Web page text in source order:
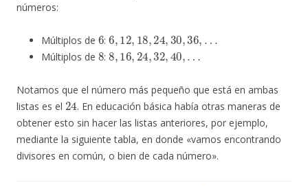
números:
Múltiplos de
6
:
6 12 18 24 30 36
Múltiplos de
8
:
8,16, 24,32, 40,…
Notamos que el número más pequeño que está en ambas
listas es el
24
. En educación básica había otras maneras de
obtener esto sin hacer las listas anteriores, por ejemplo,
mediante la siguiente tabla, en donde «vamos encontrando
divisores en común, o bien de cada número».